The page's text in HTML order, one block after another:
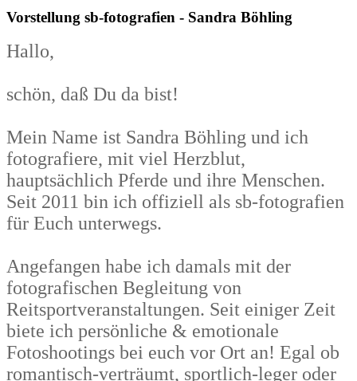
Vorstellung sb-fotografien - Sandra Böhling
Hallo,
schön, daß Du da bist!
Mein Name ist Sandra Böhling und ich
fotografiere, mit viel Herzblut,
hauptsächlich Pferde und ihre Menschen.
Seit 2011 bin ich offiziell als sb-fotografien
für Euch unterwegs.
Angefangen habe ich damals mit der
fotografischen Begleitung von
Reitsportveranstaltungen. Seit einiger Zeit
biete ich persönliche & emotionale
Fotoshootings bei euch vor Ort an! Egal ob
romantisch-verträumt, sportlich-leger oder